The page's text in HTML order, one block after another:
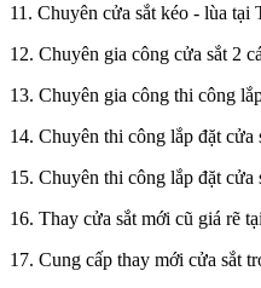
11. Chuyên cửa sắt kéo - lùa tại
12. Chuyên gia công cửa sắt 2
13. Chuyên gia công thi công
14. Chuyên thi công lắp đặt cửa
15. Chuyên thi công lắp đặt cửa
16. Thay cửa sắt mới cũ giá rẽ
17. Cung cấp thay mới cửa sắt